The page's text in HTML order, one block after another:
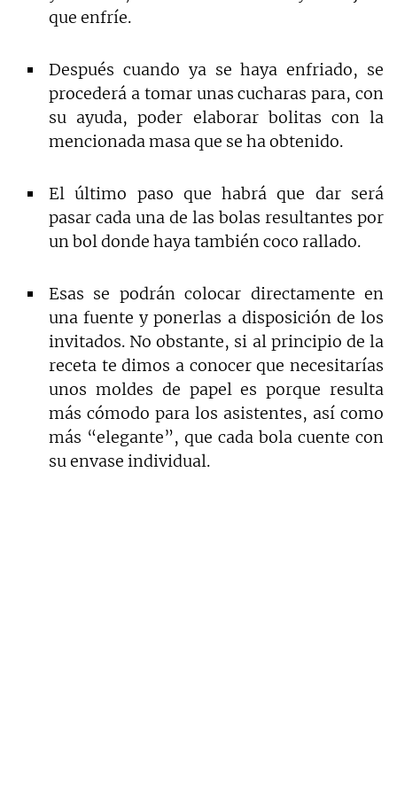
que enfríe.
Después cuando ya se haya enfriado, se
procederá a tomar unas cucharas para, con
su ayuda, poder elaborar bolitas con la
mencionada masa que se ha obtenido.
El último paso que habrá que dar será
pasar cada una de las bolas resultantes por
un bol donde haya también coco rallado.
Esas se podrán colocar directamente en
una fuente y ponerlas a disposición de los
invitados. No obstante, si al principio de la
receta te dimos a conocer que necesitarías
unos moldes de papel es porque resulta
más cómodo para los asistentes, así como
más “elegante”, que cada bola cuente con
su envase individual.